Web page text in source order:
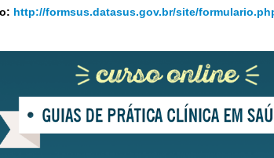
http://formsus.datasus.gov.br/site/